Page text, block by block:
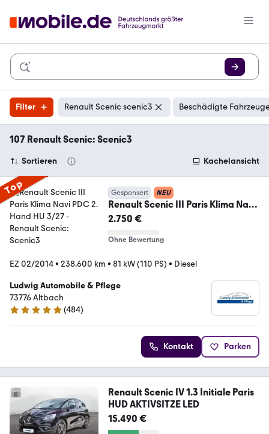
Filter Renault Scenic scenic3 Beschädigte
107 Renault Scenic: Scenic3
Sortieren Kachelansicht
Top Gesponsert NEU
Renault Scenic III Paris Klima Navi
PDC 2. Hand HU 3/27
2.750 €
Ohne Bewertung
EZ 02/2014• 238.600 km • 81 kW (110 PS) • Diesel
Ludwig Automobile & Pflege
73776 Altbach
5 Sterne
(484)
Kontakt Parken
Renault Scenic IV 1.3 Initiale Paris
HUD AKTIVSITZE LED
15.490 €